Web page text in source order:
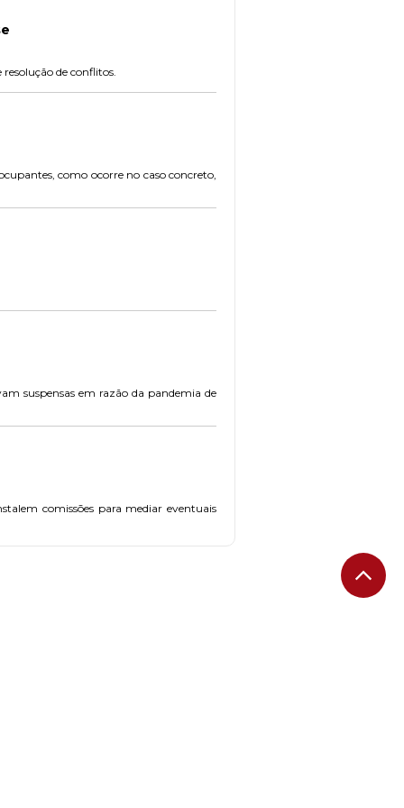
de conflitos.
como ocorre no caso concreto,
suspensas em razão da pandemia de
comissões para mediar eventuais